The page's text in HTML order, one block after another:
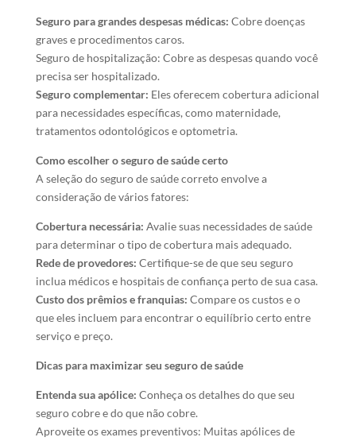
Seguro para grandes despesas médicas: Cobre doenças
graves e procedimentos caros.
Seguro de hospitalização: Cobre as despesas quando você
precisa ser hospitalizado.
Seguro complementar: Eles oferecem cobertura adicional
para necessidades específicas, como maternidade,
tratamentos odontológicos e optometria.
Como escolher o seguro de saúde certo
A seleção do seguro de saúde correto envolve a
consideração de vários fatores:
Cobertura necessária: Avalie suas necessidades de saúde
para determinar o tipo de cobertura mais adequado.
Rede de provedores: Certifique-se de que seu seguro
inclua médicos e hospitais de confiança perto de sua casa.
Custo dos prêmios e franquias: Compare os custos e o
que eles incluem para encontrar o equilíbrio certo entre
serviço e preço.
Dicas para maximizar seu seguro de saúde
Entenda sua apólice: Conheça os detalhes do que seu
seguro cobre e do que não cobre.
Aproveite os exames preventivos: Muitas apólices de